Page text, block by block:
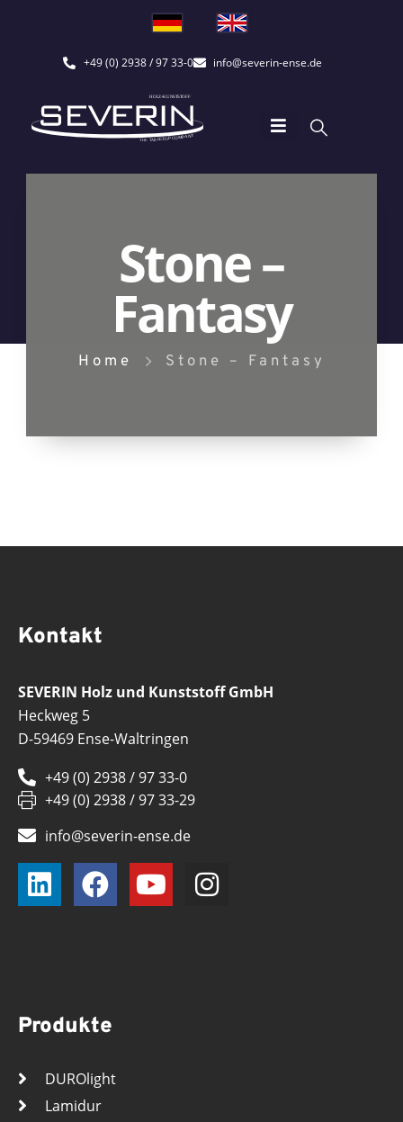
+49 (0) 2938 / 97 33-0 info@severin-ense.de
Stone –
Fantasy
Home Stone – Fantasy
Kontakt
SEVERIN Holz und Kunststoff GmbH
Heckweg 5
D-59469 Ense-Waltringen
+49 (0) 2938 / 97 33-0
+49 (0) 2938 / 97 33-29
info@severin-ense.de
Produkte
DUROlight
Lamidur